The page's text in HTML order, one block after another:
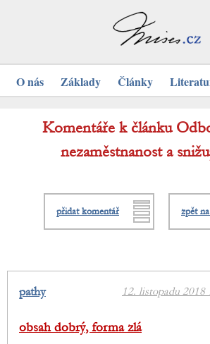
O nás Základy Články
Komentáře k článku
nezaměstnanost a
přidat komentář zpět
12. listopadu 2018
pathy
obsah dobrý, forma zlá